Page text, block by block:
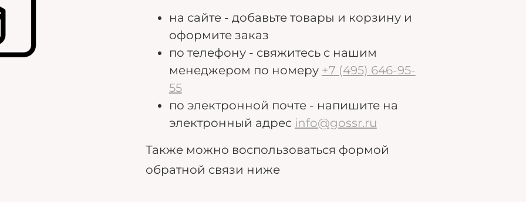
на сайте - добавьте товары и корзину и
оформите заказ
по телефону - свяжитесь с нашим
менеджером по номеру +7 (495) 646-95-
55
по электронной почте - напишите на
электронный адрес info@gossr.ru
Также можно воспользоваться формой
обратной связи ниже